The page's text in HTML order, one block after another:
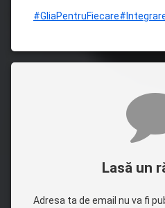
#GliaPentruFiecare
Lasă un
Adresa ta de email nu va fi